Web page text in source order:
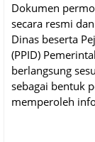
Dokumen
secara resmi
Dinas beserta
(PPID)
berlangsung
sebagai bentuk
memperoleh